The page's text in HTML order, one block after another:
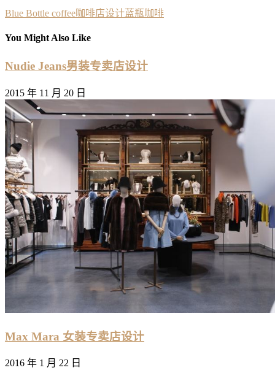
Blue Bottle coffee咖啡店设计蓝瓶咖啡
You Might Also Like
Nudie Jeans男装专卖店设计
2015 年 11 月 20 日
Max Mara 女装专卖店设计
2016 年 1 月 22 日